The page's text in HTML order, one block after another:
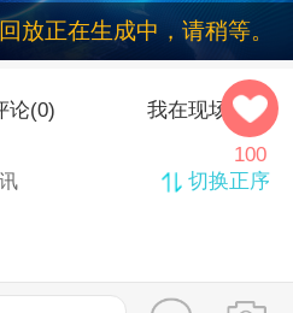
放正在生成中，请稍等。
论(0) 我在现场
切换正序
100